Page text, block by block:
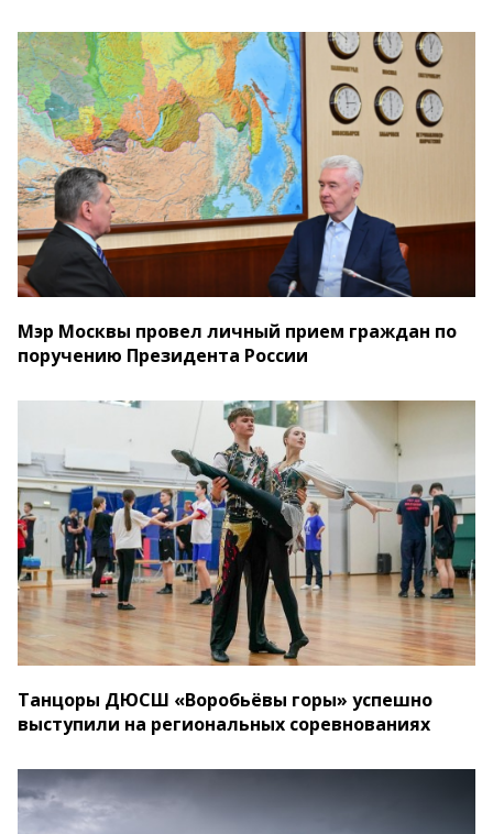
Мэр Москвы провел личный прием граждан по
поручению Президента России
Танцоры ДЮСШ «Воробьёвы горы» успешно
выступили на региональных соревнованиях